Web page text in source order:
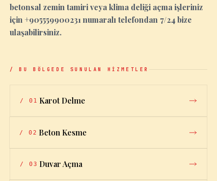
betonsal zemin tamiri veya klima deliği açma işleriniz
için +905559900231 numaralı telefondan 7/24 bize
ulaşabilirsiniz.
/ BU BÖLGEDE SUNULAN HİZMETLER
/ 01 Karot Delme
/ 02 Beton Kesme
/ 03 Duvar Açma